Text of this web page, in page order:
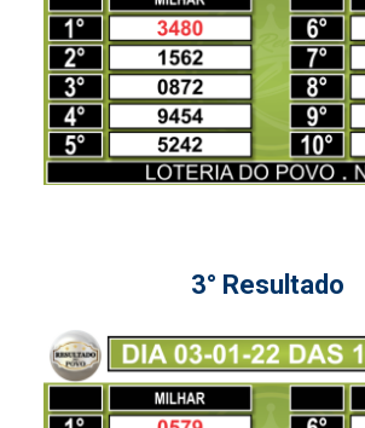
3° Resultado